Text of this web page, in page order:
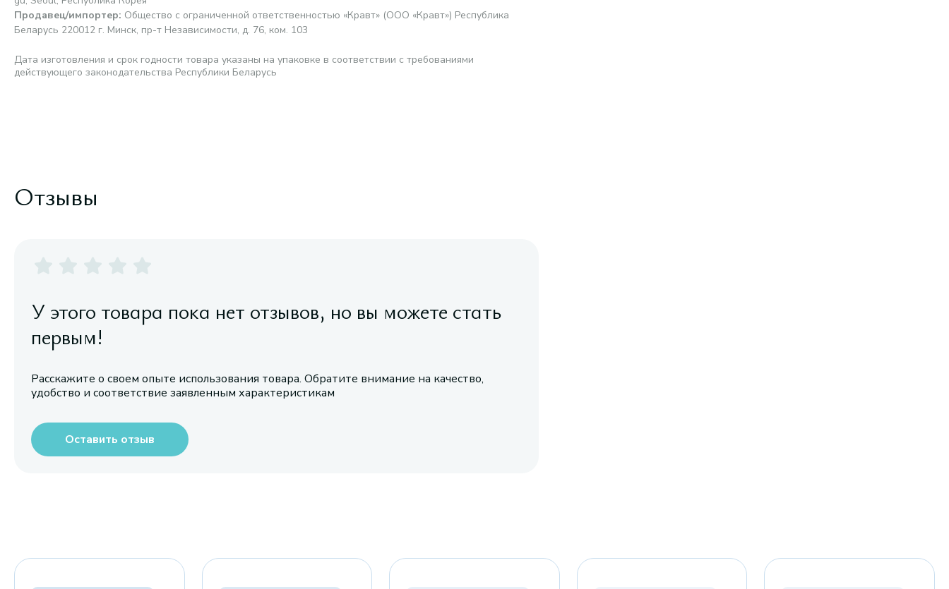
Продавец/импортер: Общество с ограниченной ответственностью «Кравт» (ООО «Кравт») Республика
Беларусь 220012 г. Минск, пр-т Независимости, д. 76, ком. 103
Дата изготовления и срок годности товара указаны на упаковке в соответствии с требованиями
действующего законодательства Республики Беларусь
Отзывы
У этого товара пока нет отзывов, но вы можете стать
первым!
Расскажите о своем опыте использования товара. Обратите внимание на качество,
удобство и соответствие заявленным характеристикам
Оставить отзыв